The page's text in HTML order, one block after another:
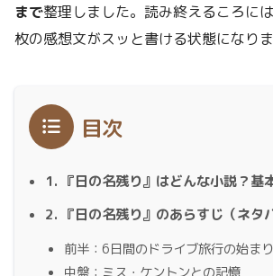
まで整理しました。読み終えるころに
枚の感想文がスッと書ける状態になりま
目次
1. 『日の名残り』はどんな小説？基
2. 『日の名残り』のあらすじ（ネタ
前半：6日間のドライブ旅行の始まり